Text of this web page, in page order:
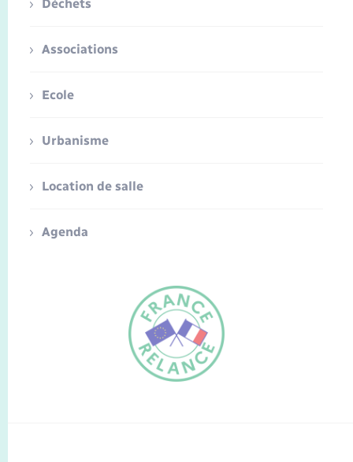
FR
Déchets
Associations
Ecole
Urbanisme
Location de salle
Agenda